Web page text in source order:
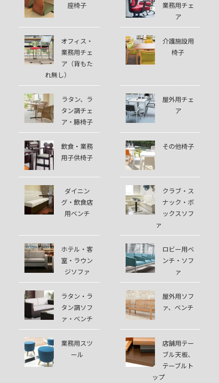
座椅子
業務用チェ
ア
オフィス・
業務用チェ
ア（背もた
れ無し）
介護施設用
椅子
ラタン、ラ
タン調チェ
ア・籐椅子
屋外用チェ
ア
飲食・業務
用子供椅子
その他椅子
ダイニン
グ・飲食店
用ベンチ
クラブ・ス
ナック・ボ
ックスソフ
ァ
ホテル・客
室・ラウン
ジソファ
ロビー用ベ
ンチ・ソフ
ァ
ラタン・ラ
タン調ソフ
ァ・ベンチ
屋外用ソフ
ァ、ベンチ
業務用スツ
ール
店舗用テー
ブル天板、
テーブルト
ップ